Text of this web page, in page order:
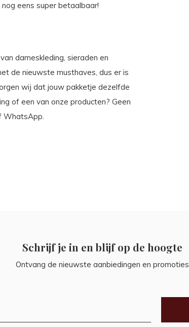
eens super betaalbaar!
dameskleding, sieraden en
de nieuwste musthaves, dus er is
wij dat jouw pakketje dezelfde
of een van onze producten? Geen
WhatsApp.
Schrijf je in en blijf op de hoogte
Ontvang de nieuwste aanbiedingen en promoties